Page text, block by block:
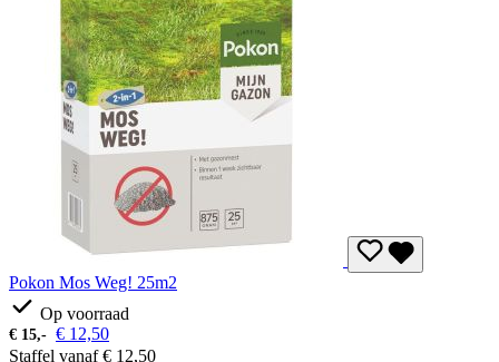
Pokon Mos Weg! 25m2
Op voorraad
€ 15,- € 12,50
Staffel vanaf€ 12,50